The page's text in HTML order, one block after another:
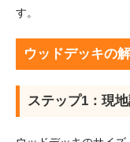
す。
ウッドデッキの
ステップ1：現